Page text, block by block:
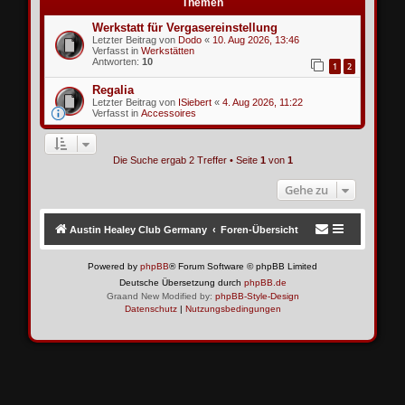
Werkstatt für Vergasereinstellung
Letzter Beitrag vonDodo « 10. Aug 2026, 13:46
Verfasst inWerkstätten
Antworten:10 1 2
Regalia
Letzter Beitrag von ISiebert «4. Aug 2026, 11:22
Verfasst inAccessoires
Die Suche ergab 2 Treffer • Seite 1 von 1
Gehe zu
Austin Healey Club Germany Foren-Übersicht
Powered by phpBB® Forum Software © phpBB Limited
Deutsche Übersetzung durch phpBB.de
Graand New Modified by: phpBB-Style-Design
Datenschutz| Nutzungsbedingungen